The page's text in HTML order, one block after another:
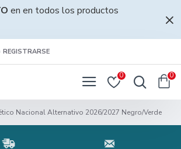
en en todos los productos
REGISTRARSE
0 0
Nacional Alternativo 2026/2027 Negro/Verde